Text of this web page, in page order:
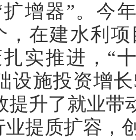
增器”。今
，在建水利
实推进，“
设施投资增
提升了就业带
业提质扩容，